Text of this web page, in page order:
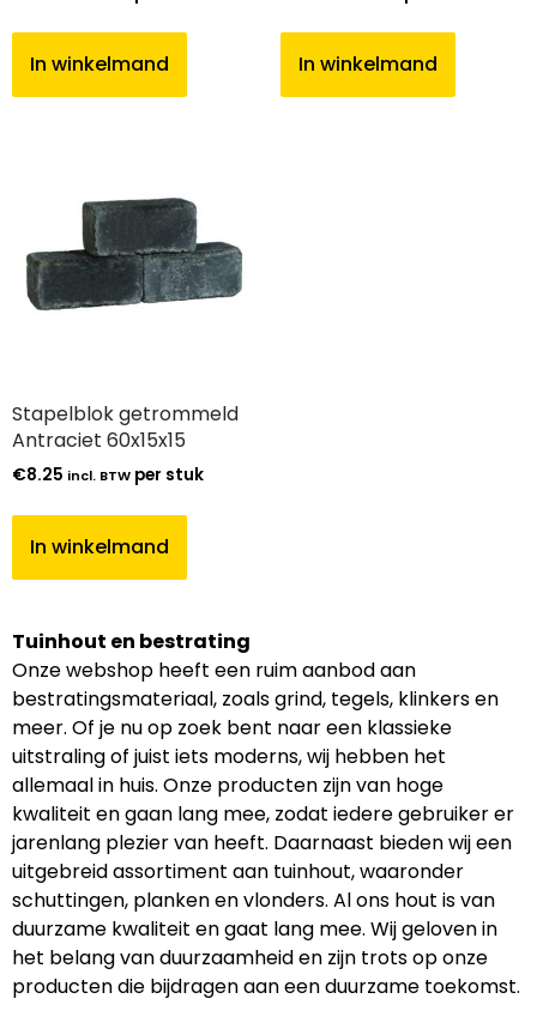
In winkelmand In winkelmand
Stapelblok getrommeld
Antraciet 60x15x15
€8.25 incl. BTW per stuk
In winkelmand
Tuinhout en bestrating
Onze webshop heeft een ruim aanbod aan
bestratingsmateriaal, zoals grind, tegels, klinkers en
meer. Of je nu op zoek bent naar een klassieke
uitstraling of juist iets moderns, wij hebben het
allemaal in huis. Onze producten zijn van hoge
kwaliteit en gaan lang mee, zodat iedere gebruiker er
jarenlang plezier van heeft. Daarnaast bieden wij een
uitgebreid assortiment aan tuinhout, waaronder
schuttingen, planken en vlonders. Al ons hout is van
duurzame kwaliteit en gaat lang mee. Wij geloven in
het belang van duurzaamheid en zijn trots op onze
producten die bijdragen aan een duurzame toekomst.